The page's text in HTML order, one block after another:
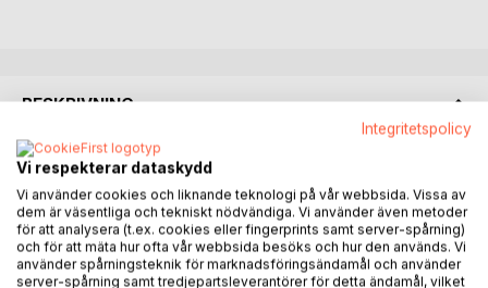
BESKRIVNING
Lever vi flera liv? Väljer vi våra liv? Har alla andliga
förmågor?
Kanske kan denna bok ge dig svar och ett nytt sätt att se
på flera andliga frågor som många ställer sig.
Integritetspolicy
Vi respekterar dataskydd
Vi använder cookies och liknande teknologi på vår webbsida. Vissa av
dem är väsentliga och tekniskt nödvändiga. Vi använder även metoder
för att analysera (t.ex. cookies eller fingerprints samt server-spårning)
och för att mäta hur ofta vår webbsida besöks och hur den används. Vi
använder spårningsteknik för marknadsföringsändamål och använder
server-spårning samt tredjepartsleverantörer för detta ändamål, vilket